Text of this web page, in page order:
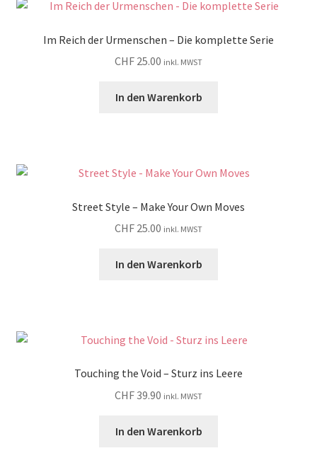
Im Reich der Urmenschen – Die komplette Serie
CHF 25.00 inkl. MWST
In den Warenkorb
Street Style – Make Your Own Moves
CHF 25.00 inkl. MWST
In den Warenkorb
Touching the Void – Sturz ins Leere
CHF39.90 inkl. MWST
In den Warenkorb